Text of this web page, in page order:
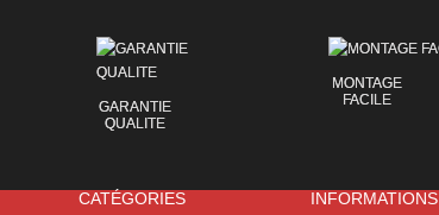
GARANTIE
QUALITE
MONTAGE
FACILE
CATÉGORIES INFORMATIONS